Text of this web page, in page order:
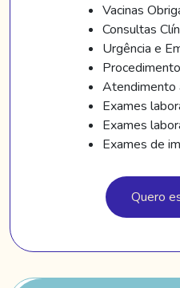
Vacinas
Consultas
Urgência e
Atendimento
Exames
Exames
Exames de
Quero